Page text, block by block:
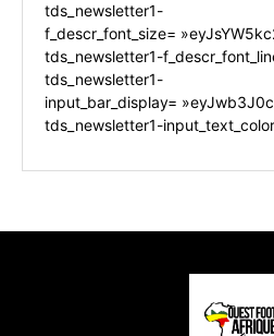
tds_newsletter1-
f_descr_font_size=
tds_newsletter1-
tds_newsletter1-
input_bar_display=
tds_newsletter1-